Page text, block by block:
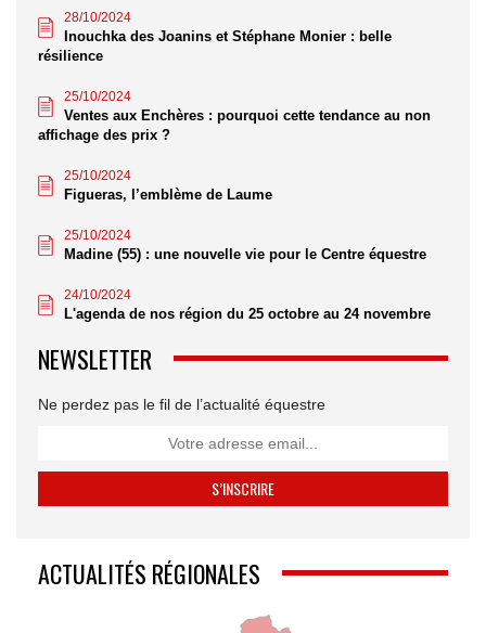
28/10/2024
Inouchka des Joanins et Stéphane Monier : belle
résilience
25/10/2024
Ventes aux Enchères : pourquoi cette tendance au non
affichage des prix ?
25/10/2024
Figueras, l’emblème de Laume
25/10/2024
Madine (55) : une nouvelle vie pour le Centre équestre
24/10/2024
L'agenda de nos région du 25 octobre au 24 novembre
NEWSLETTER
Ne perdez pas le fil de l’actualité équestre
ACTUALITÉS RÉGIONALES